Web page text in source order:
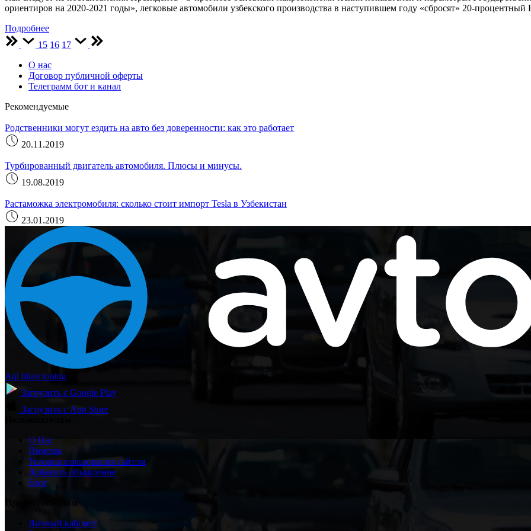
ориентиров на 2020-2021 годы», легковые автомобили узбекского производства в наступившем году «сбросят» 20-
Подробнее
15 16 17
О нас
Договор публичной оферты
Телеграмм бот и канал
Рекомендуемые
Родственники могут ездить на авто без доверенности: как это работает
20.11.2019
Турбированный двигатель автомобиля. Плюсы и минусы.
19.08.2019
Растаможка электромобиля: сколько стоит импорт Tesla в Узбекистан
23.01.2019
Aql bilan toping
Загрузить с Google Play
Загрузить с App Store
О Нас
Помощь
Условия пользования сайтом
Добавить объявление
Блог
Личный кабинет